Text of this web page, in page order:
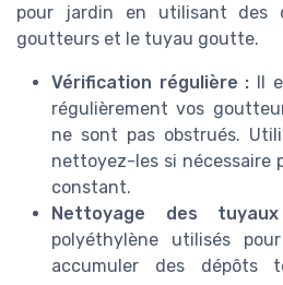
pour jardin en utilisant des
goutteurs et le tuyau goutte.
Vérification régulière : Il
régulièrement vos
ne sont pas obstrués.
nettoyez-les si nécessaire
constant.
Nettoyage des
polyéthylène utilisés
accumuler des dépôts